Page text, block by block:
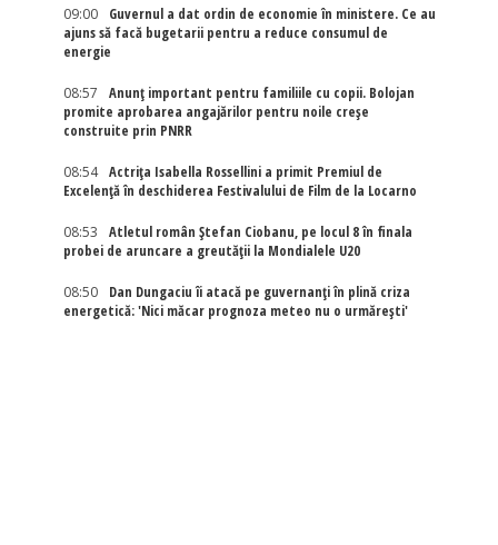
09:00
Guvernul a dat ordin de economie în ministere. Ce au
ajuns să facă bugetarii pentru a reduce consumul de
energie
08:57
Anunț important pentru familiile cu copii. Bolojan
promite aprobarea angajărilor pentru noile creșe
construite prin PNRR
08:54
Actriţa Isabella Rossellini a primit Premiul de
Excelenţă în deschiderea Festivalului de Film de la Locarno
08:53
Atletul român Ștefan Ciobanu, pe locul 8 în finala
probei de aruncare a greutății la Mondialele U20
08:50
Dan Dungaciu îi atacă pe guvernanți în plină criza
energetică: 'Nici măcar prognoza meteo nu o urmărești'